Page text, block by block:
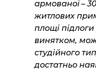
армованої –
житлових
площі
винятком,
студійного
достатньо